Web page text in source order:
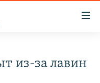
из-за лавин